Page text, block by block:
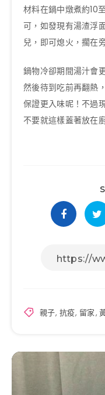
材料在鍋中燉煮約10
可，如發現有湯渣浮
兒，即可熄火，擱在
鍋物冷卻期間湯汁會
然後待到吃前再翻熱
保證更入味呢！不過
不要就這樣蓋著放在
親子, 抗疫, 留家,